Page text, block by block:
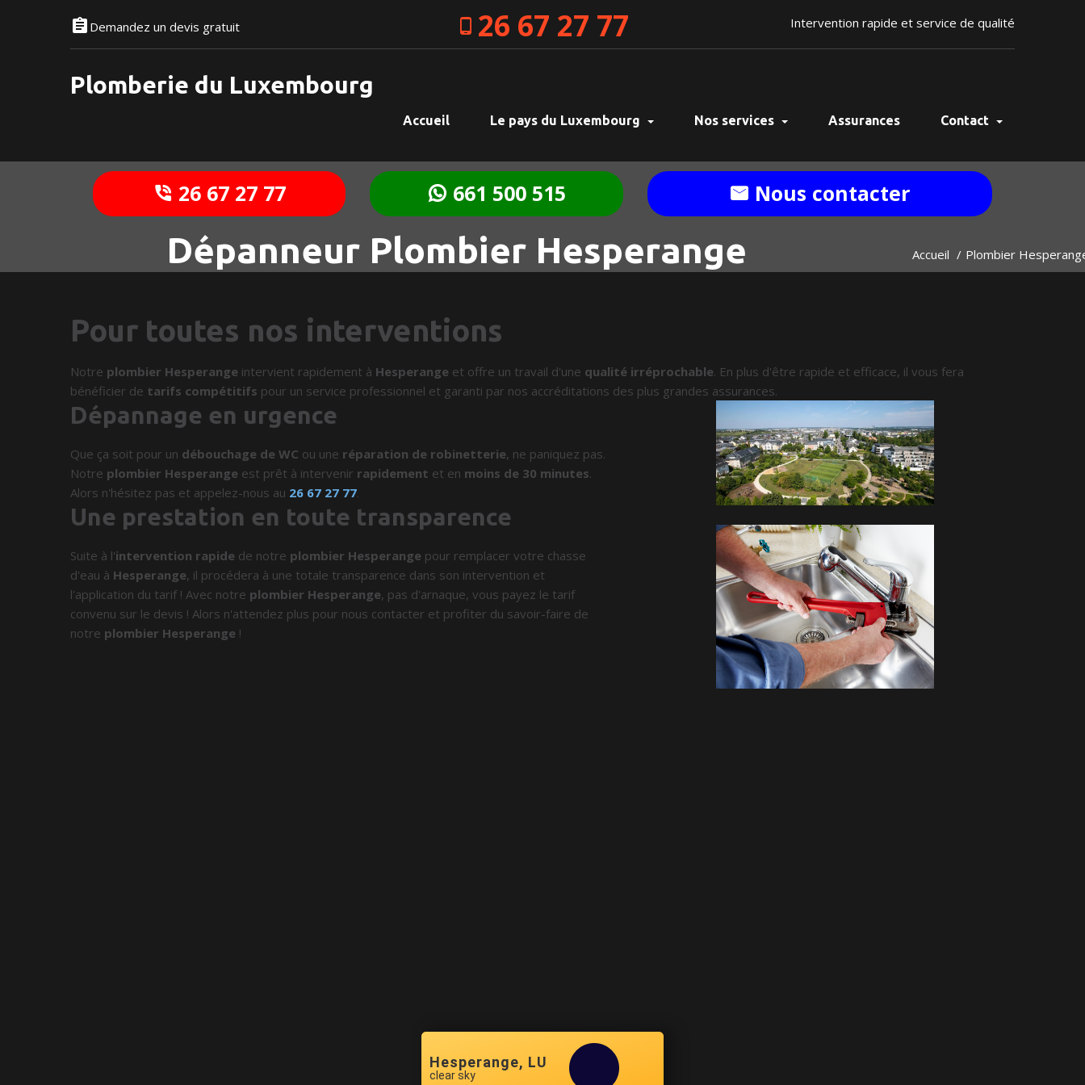
Demandez un devis gratuit 26 67 27 77 Intervention rapide et service de qualité
Plomberie du Luxembourg
Accueil Le pays du Luxembourg Nos services Assurances Contact
26 67 27 77 661 500 515 Nous contacter
Dépanneur Plombier Hesperange Accueil Plombier
Pour toutes nos interventions
Notre plombier Hesperange intervient rapidement à Hesperange et offre un travail d'une qualité irréprochable. En plus d'être rapide et efficace, il vous fera
bénéficier de tarifs compétitifs pour un service professionnel et garanti par nos accréditations des plus grandes assurances.
Dépannage en urgence
Que ça soit pour un débouchage de WC ou une réparation de robinetterie, ne paniquez pas.
Notre plombier Hesperange est prêt à intervenir rapidement et en moins de 30 minutes.
Alors n'hésitez pas et appelez-nous au 26 67 27 77.
Une prestation en toute transparence
Suite à l'intervention rapide de notre plombier Hesperange pour remplacer votre chasse
d'eau à Hesperange, il procédera à une totale transparence dans son intervention et
l'application du tarif ! Avec notre plombier Hesperange, pas d'arnaque, vous payez le tarif
convenu sur le devis ! Alors n'attendez plus pour nous contacter et profiter du savoir-faire de
notre plombier Hesperange !
Hesperange, LU
clear sky